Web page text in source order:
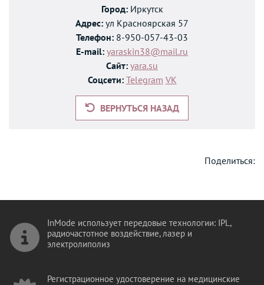
Город:Иркутск
Адрес: ул Красноярская 57
Телефон: 8-950-057-43-03
E-mail: yaraskin38@mail.ru
Сайт: yara.su
Соцсети: Telegram VK
ВЕРНУТЬСЯ НАЗАД
Поделиться:
InMode использует передовые технологии: IPL,
радиочастотное воздействие, лазер и
электролиполиз
Регистрационное удостоверение на медицинские